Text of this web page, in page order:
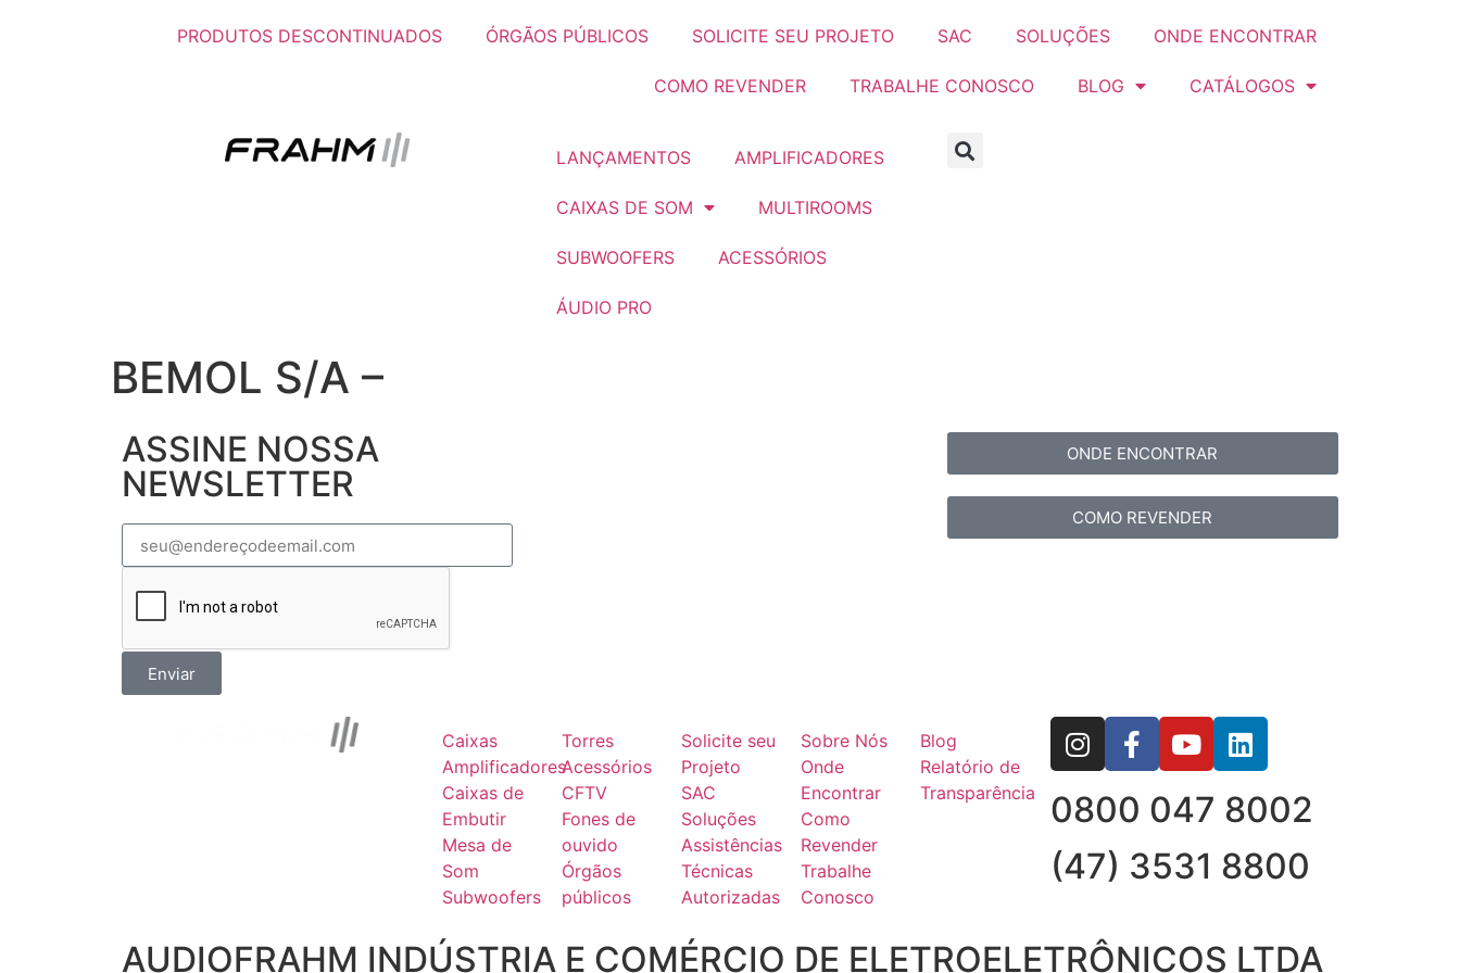
PRODUTOS DESCONTINUADOS ÓRGÃOS PÚBLICOS SOLICITE SEU PROJETO SAC SOLUÇÕES ONDE ENCONTRAR
COMO REVENDER TRABALHE CONOSCO BLOG CATÁLOGOS
LANÇAMENTOS AMPLIFICADORES
CAIXAS DE SOM MULTIROOMS
SUBWOOFERS ACESSÓRIOS
ÁUDIO PRO
BEMOL S/A –
ASSINE NOSSA
NEWSLETTER
Enviar
ONDE ENCONTRAR
COMO REVENDER
Caixas
Amplificadores
Caixas de
Embutir
Mesa de
Som
Subwoofers
Torres
Acessórios
CFTV
Fones de
ouvido
Órgãos
públicos
Solicite seu
Projeto
SAC
Soluções
Assistências
Técnicas
Autorizadas
Sobre Nós
Onde
Encontrar
Como
Revender
Trabalhe
Conosco
Blog
Relatório de
Transparência
0800 047 8002
(47) 3531 8800
AUDIOFRAHM INDÚSTRIA E COMÉRCIO DE ELETROELETRÔNICOS LTDA